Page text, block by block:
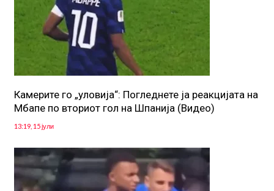
Камерите го „уловија“: Погледнете ја реакцијата на
Мбапе по вториот гол на Шпанија (Видео)
13:19, 15 јули